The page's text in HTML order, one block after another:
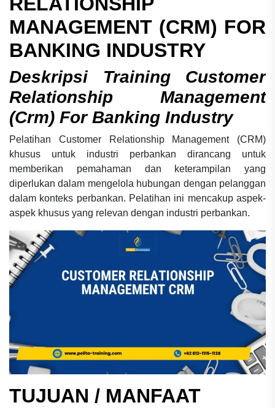
MANAGEMENT (CRM) FOR
BANKING INDUSTRY
Deskripsi Training Customer
Relationship Management
(Crm) For Banking Industry
Pelatihan Customer Relationship Management (CRM)
khusus untuk industri perbankan dirancang untuk
memberikan pemahaman dan keterampilan yang
diperlukan dalam mengelola hubungan dengan pelanggan
dalam konteks perbankan. Pelatihan ini mencakup aspek-
aspek khusus yang relevan dengan industri perbankan.
TUJUAN / MANFAAT